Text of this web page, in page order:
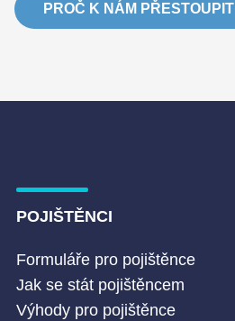
PROČ K NÁM PŘESTOUPIT
POJIŠTĚNCI
Formuláře pro pojištěnce
Jak se stát pojištěncem
Výhody pro pojištěnce